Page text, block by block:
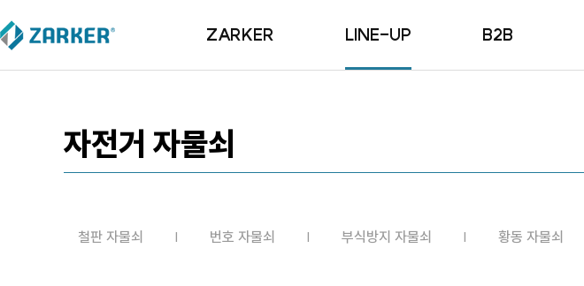
ZARKER
R&D
LINE-UP
마스터키 자물쇠
B2B
자전거 자물쇠
철판 자물쇠 번호 자물쇠 부식방지 자물쇠 황동 자물쇠